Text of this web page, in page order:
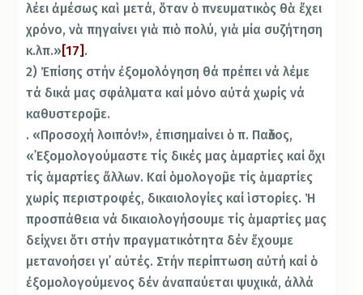
λέει ἀμέσως καὶ μετά, ὅταν ὁ πνευματικὸς θὰ ἔχει
χρόνο, νὰ πηγαίνει γιὰ πιὸ πολύ, γιὰ μία συζήτηση
κ.λπ.» [17] .
2) Ἐπίσης στήν ἐξομολόγηση θά πρέπει νά λέμε
τά δικά μας σφάλματα καί μόνο αὐτά χωρίς νά
καθυστεροῦμε.
. «Προσοχή λοιπόν!», ἐπισημαίνει ὁ π. Παῦλος,
«᾽Εξομολογούμαστε τίς δικές μας ἁμαρτίες καί ὄχι
τίς ἁμαρτίες ἄλλων. Καί ὁμολογοῦμε τίς ἁμαρτίες
χωρίς περιστροφές, δικαιολογίες καί ἱστορίες. Ἡ
προσπάθεια νά δικαιολογήσουμε τίς ἁμαρτίες μας
δείχνει ὅτι στήν πραγματικότητα δέν ἔχουμε
μετανοήσει γι᾽ αὐτές. Στήν περίπτωση αὐτή καί ὁ
ἐξομολογούμενος δέν ἀναπαύεται ψυχικά, ἀλλά